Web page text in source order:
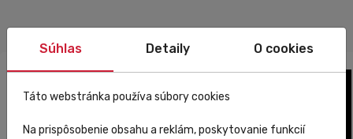
Súhlas Detaily O cookies
Táto webstránka používa súbory cookies
Na prispôsobenie obsahu a reklám, poskytovanie funkcií